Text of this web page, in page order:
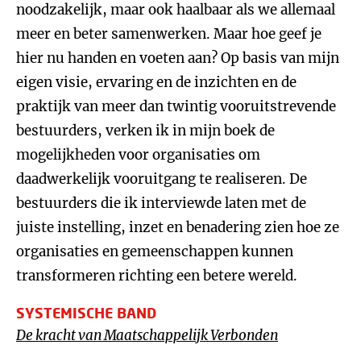
noodzakelijk, maar ook haalbaar als we allemaal
meer en beter samenwerken. Maar hoe geef je
hier nu handen en voeten aan? Op basis van mijn
eigen visie, ervaring en de inzichten en de
praktijk van meer dan twintig vooruitstrevende
bestuurders, verken ik in mijn boek de
mogelijkheden voor organisaties om
daadwerkelijk vooruitgang te realiseren. De
bestuurders die ik interviewde laten met de
juiste instelling, inzet en benadering zien hoe ze
organisaties en gemeenschappen kunnen
transformeren richting een betere wereld.
SYSTEMISCHE BAND
De kracht van Maatschappelijk Verbonden